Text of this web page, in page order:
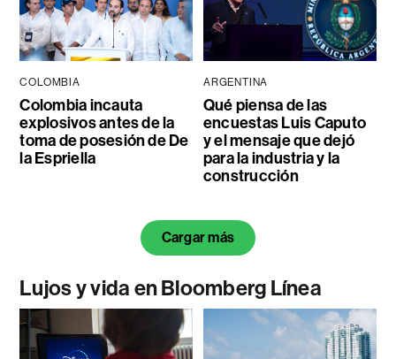
COLOMBIA
Colombia incauta
explosivos antes de la
toma de posesión de De
la Espriella
ARGENTINA
Qué piensa de las
encuestas Luis Caputo
y el mensaje que dejó
para la industria y la
construcción
Cargar más
Lujos y vida en Bloomberg Línea